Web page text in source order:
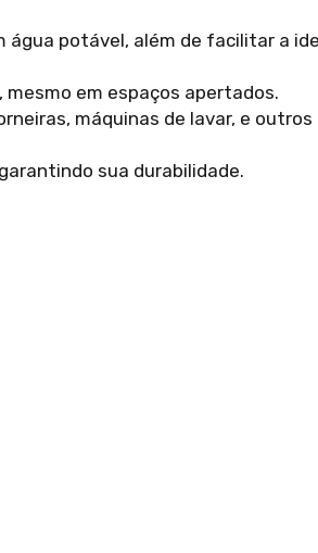
água potável, além de facilitar a
em espaços apertados.
máquinas de lavar, e
sua durabilidade.